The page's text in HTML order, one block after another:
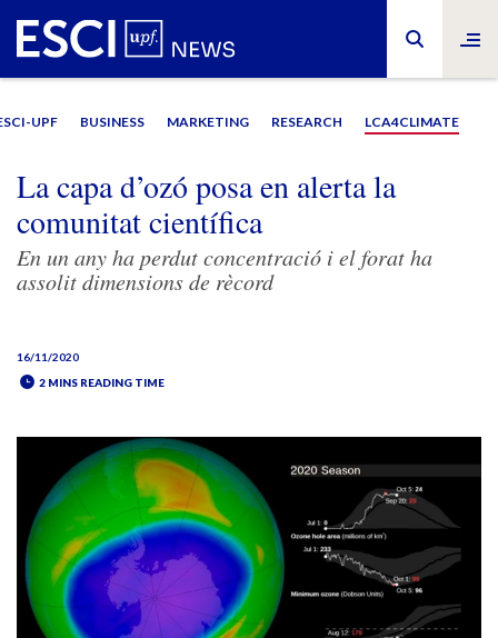
UPF BUSINESS MARKETING RESEARCH LCA4CLIMATE
La capa d’ozó posa en alerta la
comunitat científica
En un any ha perdut concentració i el forat ha
assolit dimensions de rècord
16/11/2020
2 MINS READING TIME